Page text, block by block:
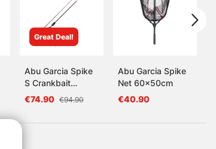
Great Deal!
Abu Garcia Spike
S Crankbait
Casting 722 10-
€74.90 €94.90
Abu Garcia Spike
Net 60x50cm
€40.90